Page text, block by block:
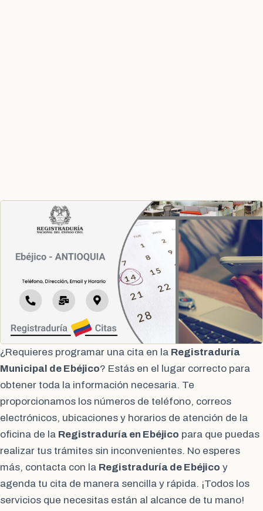
¿Requieres programar una cita en la Registraduría
Municipal de Ebéjico? Estás en el lugar correcto para
obtener toda la información necesaria. Te
proporcionamos los números de teléfono, correos
electrónicos, ubicaciones y horarios de atención de la
oficina de la Registraduría en Ebéjico para que puedas
realizar tus trámites sin inconvenientes. No esperes
más, contacta con la Registraduría de Ebéjico y
agenda tu cita de manera sencilla y rápida. ¡Todos los
servicios que necesitas están al alcance de tu mano!